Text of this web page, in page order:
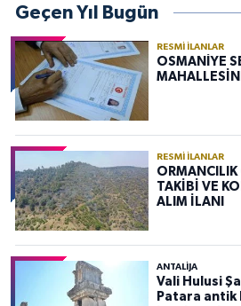
Geçen Yıl Bugün
RESMI İLANLAR
OSMANİYE
RESMI İLANLAR
ORMANCILIK
TAKİBİ VE
ALIM İLANI
ANTALIJA
Vali Hulusi
Patara